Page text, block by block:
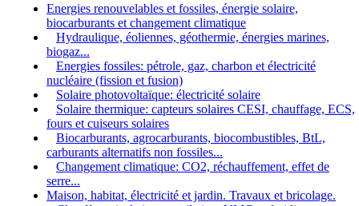
Energies renouvelables et fossiles, énergie solaire,
biocarburants et changement climatique
Hydraulique, éoliennes, géothermie, énergies marines,
biogaz...
Energies fossiles: pétrole, gaz, charbon et électricité
nucléaire (fission et fusion)
Solaire photovoltaïque: électricité solaire
Solaire thermique: capteurs solaires CESI, chauffage, ECS,
fours et cuiseurs solaires
Biocarburants, agrocarburants, biocombustibles, BtL,
carburants alternatifs non fossiles...
Changement climatique: CO2, réchauffement, effet de
serre...
Maison, habitat, électricité et jardin. Travaux et bricolage.